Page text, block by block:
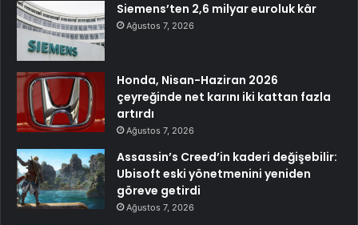
Siemens’ten 2,6 milyar euroluk kâr
Ağustos 7, 2026
Honda, Nisan-Haziran 2026
çeyreğinde net karını iki kattan fazla
artırdı
Ağustos 7, 2026
Assassin’s Creed’in kaderi değişebilir:
Ubisoft eski yönetmenini yeniden
göreve getirdi
Ağustos 7, 2026